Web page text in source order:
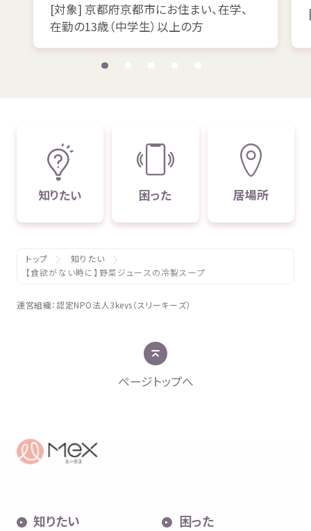
[対象] 京都府京都市にお住まい、在学、
在勤の13歳（中学生） 以上の方
知りたい 困った 居場所
トップ
知りたい
【食欲がない時に】野菜ジュースの冷製スープ
運営組織：認定NPO法人 3keys（スリーキーズ）
ページトップへ
知りたい 困った